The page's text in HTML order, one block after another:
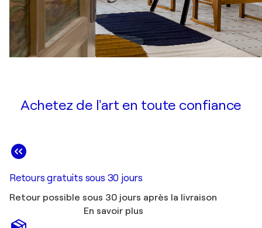
Achetez de l'art en toute confiance
Retours gratuits sous 30 jours
Retour possible sous 30 jours après la livraison
En savoir plus